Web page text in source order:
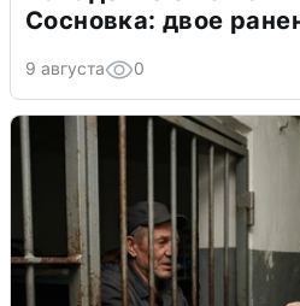
Сосновка: двое
9 августа 0